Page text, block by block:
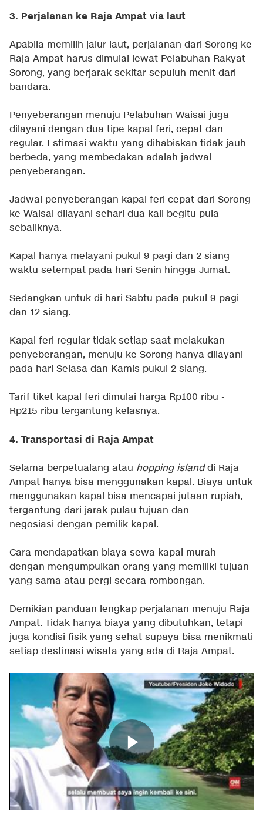
3. Perjalanan ke Raja Ampat via laut
Apabila memilih jalur laut, perjalanan dari Sorong ke
Raja Ampat harus dimulai lewat Pelabuhan Rakyat
Sorong, yang berjarak sekitar sepuluh menit dari
bandara.
Penyeberangan menuju Pelabuhan Waisai juga
dilayani dengan dua tipe kapal feri, cepat dan
regular. Estimasi waktu yang dihabiskan tidak jauh
berbeda, yang membedakan adalah jadwal
penyeberangan.
Jadwal penyeberangan kapal feri cepat dari Sorong
ke Waisai dilayani sehari dua kali begitu pula
sebaliknya.
Kapal hanya melayani pukul 9 pagi dan 2 siang
waktu setempat pada hari Senin hingga Jumat.
Sedangkan untuk di hari Sabtu pada pukul 9 pagi
dan 12 siang.
Kapal feri regular tidak setiap saat melakukan
penyeberangan, menuju ke Sorong hanya dilayani
pada hari Selasa dan Kamis pukul 2 siang.
Tarif tiket kapal feri dimulai harga Rp100 ribu -
Rp215 ribu tergantung kelasnya.
4. Transportasi di Raja Ampat
Selama berpetualang atau hopping islanddi Raja
Ampat hanya bisa menggunakan kapal. Biaya untuk
menggunakan kapal bisa mencapai jutaan rupiah,
tergantung dari jarak pulau tujuan dan
negosiasi dengan pemilik kapal.
Cara mendapatkan biaya sewa kapal murah
dengan mengumpulkan orang yang memiliki tujuan
yang sama atau pergi secara rombongan.
Demikian panduan lengkap perjalanan menuju Raja
Ampat. Tidak hanya biaya yang dibutuhkan, tetapi
juga kondisi fisik yang sehat supaya bisa menikmati
setiap destinasi wisata yang ada di Raja Ampat.